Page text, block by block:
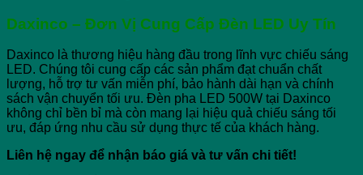
Daxinco – Đơn Vị Cung Cấp Đèn LED Uy Tín
Daxinco là thương hiệu hàng đầu trong lĩnh vực chiếu sáng
LED. Chúng tôi cung cấp các sản phẩm đạt chuẩn chất
lượng, hỗ trợ tư vấn miễn phí, bảo hành dài hạn và chính
sách vận chuyển tối ưu. Đèn pha LED 500W tại Daxinco
không chỉ bền bỉ mà còn mang lại hiệu quả chiếu sáng tối
ưu, đáp ứng nhu cầu sử dụng thực tế của khách hàng.
Liên hệ ngay để nhận báo giá và tư vấn chi tiết!